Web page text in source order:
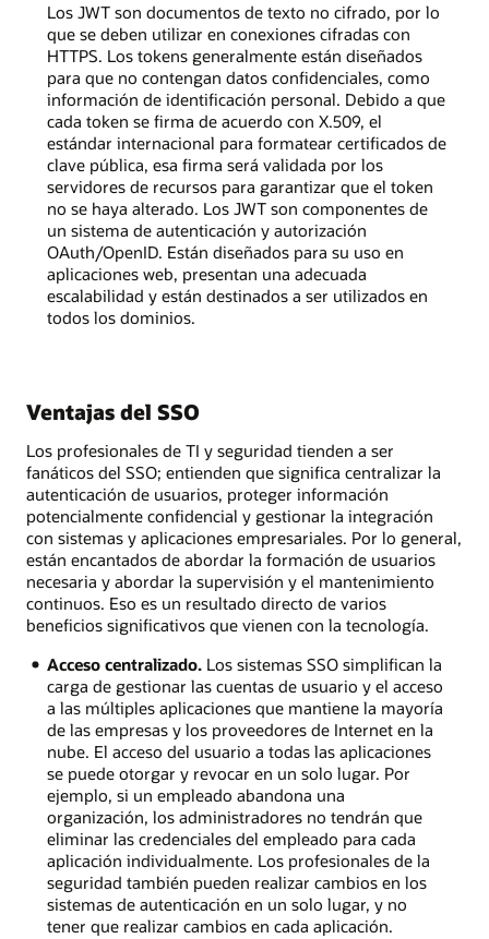
Los JWT son documentos de texto no cifrado, por lo
que se deben utilizar en conexiones cifradas con
HTTPS. Los tokens generalmente están diseñados
para que no contengan datos confidenciales, como
información de identificación personal. Debido a que
cada token se firma de acuerdo con X.509, el
estándar internacional para formatear certificados de
clave pública, esa firma será validada por los
servidores de recursos para garantizar que el token
no se haya alterado. Los JWT son componentes de
un sistema de autenticación y autorización
OAuth/OpenID. Están diseñados para su uso en
aplicaciones web, presentan una adecuada
escalabilidad y están destinados a ser utilizados en
todos los dominios.
Ventajas del SSO
Los profesionales de TI y seguridad tienden a ser
fanáticos del SSO; entienden que significa centralizar la
autenticación de usuarios, proteger información
potencialmente confidencial y gestionar la integración
con sistemas y aplicaciones empresariales. Por lo general,
están encantados de abordar la formación de usuarios
necesaria y abordar la supervisión y el mantenimiento
continuos. Eso es un resultado directo de varios
beneficios significativos que vienen con la tecnología.
Acceso centralizado.Los sistemas SSO simplifican la
carga de gestionar las cuentas de usuario y el acceso
a las múltiples aplicaciones que mantiene la mayoría
de las empresas y los proveedores de Internet en la
nube. El acceso del usuario a todas las aplicaciones
se puede otorgar y revocar en un solo lugar. Por
ejemplo, si un empleado abandona una
organización, los administradores no tendrán que
eliminar las credenciales del empleado para cada
aplicación individualmente. Los profesionales de la
seguridad también pueden realizar cambios en los
sistemas de autenticación en un solo lugar, y no
tener que realizar cambios en cada aplicación.